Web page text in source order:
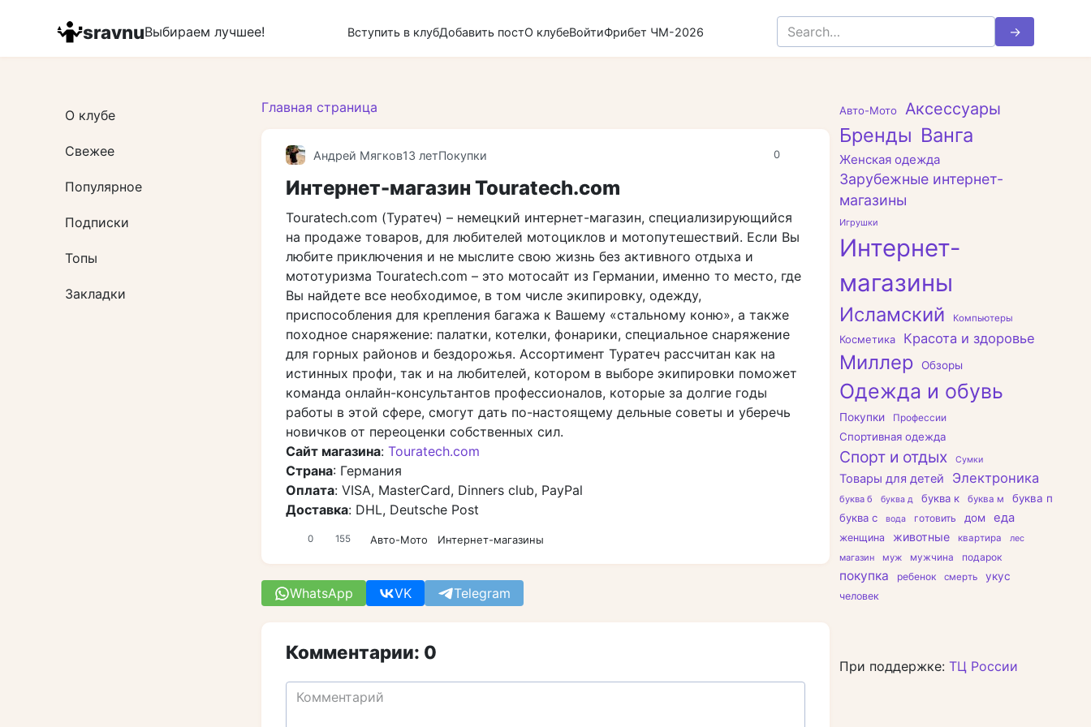
sravnuВыбираем лучшее! Вступить в клубДобавить постО клубеВойтиФрибет ЧМ-2026
Search
for:
Главная страница
0
Андрей Мягков13 летПокупки
Интернет-магазин Touratech.com
Touratech.com (Туратеч) – немецкий интернет-магазин, специализирующийся
на продаже товаров, для любителей мотоциклов и мотопутешествий. Если Вы
любите приключения и не мыслите свою жизнь без активного отдыха и
мототуризма Touratech.com – это мотосайт из Германии, именно то место, где
Вы найдете все необходимое, в том числе экипировку, одежду,
приспособления для крепления багажа к Вашему «стальному коню», а также
походное снаряжение: палатки, котелки, фонарики, специальное снаряжение
для горных районов и бездорожья. Ассортимент Туратеч рассчитан как на
истинных профи, так и на любителей, котором в выборе экипировки поможет
команда онлайн-консультантов профессионалов, которые за долгие годы
работы в этой сфере, смогут дать по-настоящему дельные советы и уберечь
новичков от переоценки собственных сил.
Сайт магазина: Touratech.com
Страна: Германия
Оплата: VISA, MasterCard, Dinners club, PayPal
Доставка: DHL, Deutsche Post
0 155 Авто-Мото Интернет-магазины
WhatsApp VK Telegram
Комментарии: 0
О клубе
Свежее
Популярное
Подписки
Топы
Закладки
Авто-Мото Аксессуары
Бренды Ванга
Женская одежда
Зарубежные интернет-
магазины
Игрушки
Интернет-
магазины
Исламский Компьютеры
Косметика Красота и здоровье
Миллер Обзоры
Одежда и обувь
Покупки Профессии
Спортивная одежда
Спорт и отдых Сумки
Товары для детей Электроника
буква б буква д буква к буква м
буква п
буква с
вода готовить дом еда
женщина животные квартира лес
магазин муж мужчина подарок
покупка ребенок смерть укус
человек
При поддержке: ТЦ России